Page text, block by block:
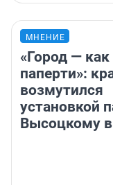
МНЕНИЕ
«Город —
паперти»:
возмутился
установкой
Высоцкому